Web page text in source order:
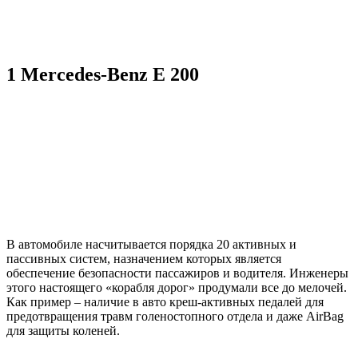
1 Mercedes-Benz E 200
В автомобиле насчитывается порядка 20 активных и
пассивных систем, назначением которых является
обеспечение безопасности пассажиров и водителя. Инженеры
этого настоящего «корабля дорог» продумали все до мелочей.
Как пример – наличие в авто креш-активных педалей для
предотвращения травм голеностопного отдела и даже AirBag
для защиты коленей.